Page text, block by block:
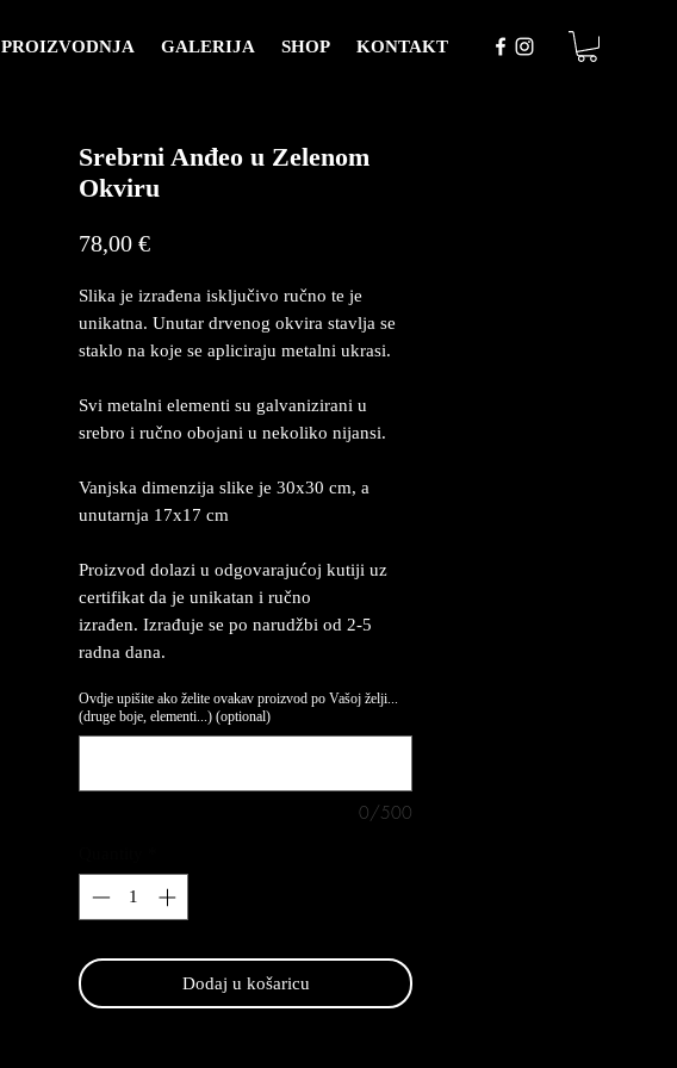
PROIZVODNJA GALERIJA SHOP KONTAKT
Srebrni Anđeo u Zelenom
Okviru
78,00 €Price
Slika je izrađena isključivo ručno te je
unikatna. Unutar drvenog okvira stavlja se
staklo na koje se apliciraju metalni ukrasi.
Svi metalni elementi su galvanizirani u
srebro i ručno obojani u nekoliko nijansi.
Vanjska dimenzija slike je 30x30 cm, a
unutarnja 17x17 cm
Proizvod dolazi u odgovarajućoj kutiji uz
certifikat da je unikatan i ručno
izrađen. Izrađuje se po narudžbi od 2-5
radna dana.
Ovdje upišite ako želite ovakav proizvod po Vašoj želji...
(druge boje, elementi...) (optional)
0/500
Dodaj u košaricu